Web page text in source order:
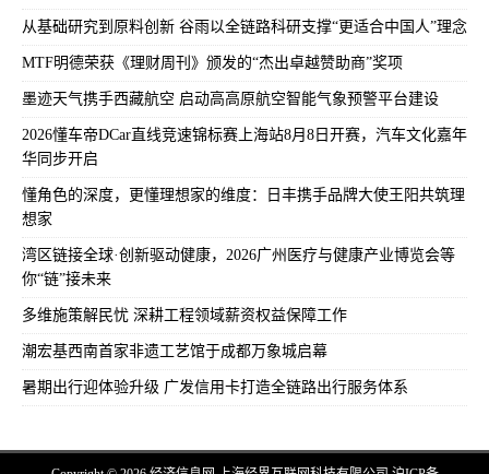
从基础研究到原料创新 谷雨以全链路科研支撑“更适合中国人”理念
MTF明德荣获《理财周刊》颁发的“杰出卓越赞助商”奖项
墨迹天气携手西藏航空 启动高高原航空智能气象预警平台建设
2026懂车帝DCar直线竞速锦标赛上海站8月8日开赛，汽车文化嘉年
华同步开启
懂角色的深度，更懂理想家的维度：日丰携手品牌大使王阳共筑理
想家
湾区链接全球·创新驱动健康，2026广州医疗与健康产业博览会等
你“链”接未来
多维施策解民忧 深耕工程领域薪资权益保障工作
潮宏基西南首家非遗工艺馆于成都万象城启幕
暑期出行迎体验升级 广发信用卡打造全链路出行服务体系